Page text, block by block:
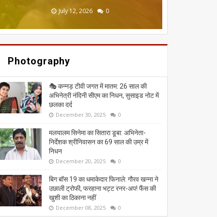
July 19, 2026 0
July 12, 2026 0
July 03, 2026 0
June 20, 2026 0
May 13, 2026 0
Photography
🎭 कन्नड़ टीवी जगत में मातम: 26 साल की
अभिनेत्री नंदिनी सीएम का निधन, सुसाइड नोट में
छलका दर्द
December 30, 2025 0
मलयालम सिनेमा का सितारा डूबा: अभिनेता-
निर्देशक श्रीनिवासन का 69 साल की उम्र में
निधन
December 20, 2025 0
बिग बॉस 19 का धमाकेदार फिनाले: गौरव खन्ना ने
उछाली ट्रोफी, फरहाना भट्ट रनर-अप! फैंस की
खुशी का ठिकाना नहीं
December 08, 2025 0